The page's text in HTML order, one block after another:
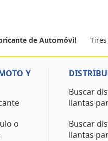
de Automóvil
Y
o
Buscar
llantas
Buscar
llantas